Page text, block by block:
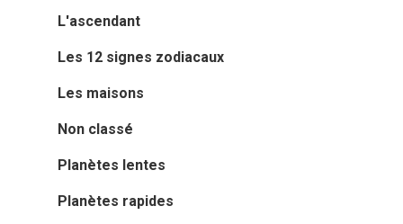
L'ascendant
Les 12 signes zodiacaux
Les maisons
Non classé
Planètes lentes
Planètes rapides